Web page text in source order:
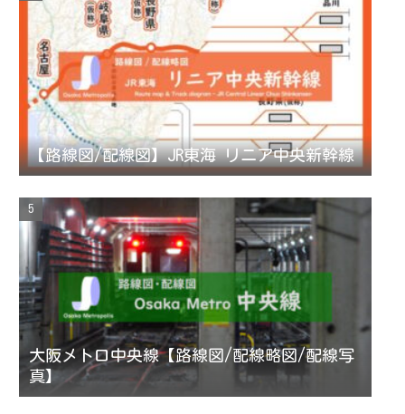
【路線図/配線図】JR東海 リニア中央新幹線
大阪メトロ中央線【路線図/配線略図/配線写
真】